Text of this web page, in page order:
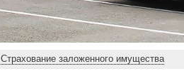
Страхование заложенного имущества